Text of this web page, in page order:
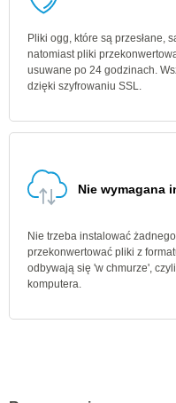
Pliki ogg, które są przesłane,
natomiast pliki
usuwane po 24 godzinach.
dzięki szyfrowaniu SSL.
Nie wymagana
Nie trzeba instalować
przekonwertować pliki z
odbywają się 'w chmurze',
komputera.